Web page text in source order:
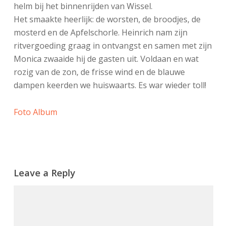
helm bij het binnenrijden van Wissel.
Het smaakte heerlijk: de worsten, de broodjes, de
mosterd en de Apfelschorle. Heinrich nam zijn
ritvergoeding graag in ontvangst en samen met zijn
Monica zwaaide hij de gasten uit. Voldaan en wat
rozig van de zon, de frisse wind en de blauwe
dampen keerden we huiswaarts. Es war wieder toll!
Foto Album
Leave a Reply